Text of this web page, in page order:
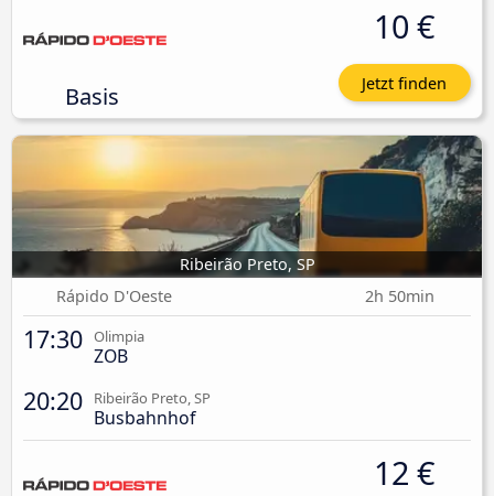
Basis
10 €
Jetzt finden
Ribeirão Preto, SP
Rápido D'Oeste
2h 50min
17:30 Olimpia
ZOB
20:20 Ribeirão Preto, SP
Busbahnhof
12 €